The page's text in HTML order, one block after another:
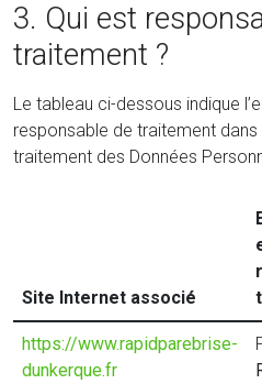
3. Qui est
traitement ?
Le tableau ci-dessous indique
responsable de traitement
traitement des Données
Site Internet associé
https://www.rapidparebrise-
dunkerque.fr